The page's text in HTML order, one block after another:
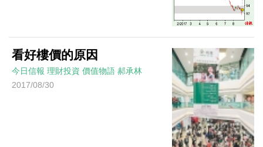
看好樓價的原因
今日信報 理財投資 價值物語 郝承林
2017/08/30